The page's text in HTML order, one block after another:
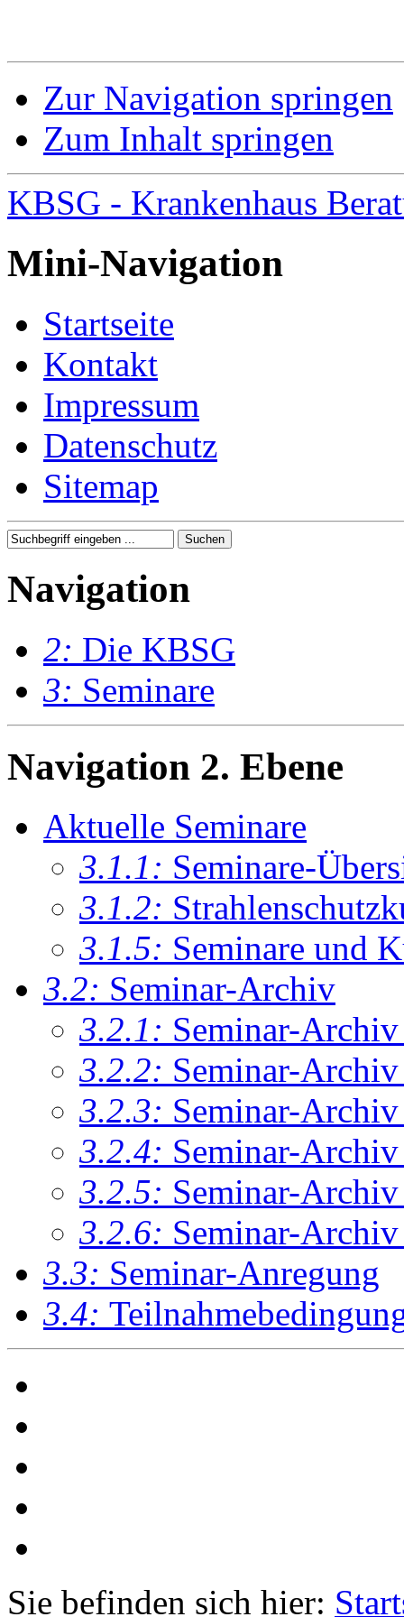
Zur Navigation springen
Zum Inhalt springen
KBSG - Krankenhaus
Mini-Navigation
Startseite
Kontakt
Impressum
Datenschutz
Sitemap
Navigation
2: Die KBSG
3: Seminare
Navigation 2. Ebene
Aktuelle Seminare
3.1.1: Seminare-
3.1.2:
3.1.5: Seminare und
3.2: Seminar-Archiv
3.2.1: Seminar-
3.2.2: Seminar-
3.2.3: Seminar-
3.2.4: Seminar-
3.2.5: Seminar-
3.2.6: Seminar-
3.3: Seminar-Anregung
3.4:
Sie befinden sich hier: